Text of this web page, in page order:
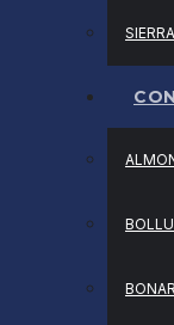
SIERRA